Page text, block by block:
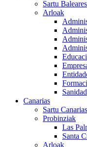
Sartu Baleares
Arloak
Sanidad
Canarias
Sartu Canarias
Probinziak
Las
Santa
Arloak